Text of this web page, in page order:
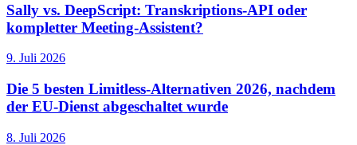
Sally vs. DeepScript: Transkriptions-API oder
kompletter Meeting-Assistent?
9. Juli 2026
Die 5 besten Limitless-Alternativen 2026, nachdem
der EU-Dienst abgeschaltet wurde
8. Juli 2026